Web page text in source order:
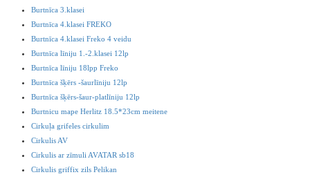
Burtnīca 3.klasei
Burtnīca 4.klasei FREKO
Burtnīca 4.klasei Freko 4 veidu
Burtnīca līniju 1.-2.klasei 12lp
Burtnīca līniju 18lpp Freko
Burtnīca šķērs -šaurlīniju 12lp
Burtnīca šķērs-šaur-platlīniju 12lp
Burtnicu mape Herlitz 18.5*23cm meitene
Cirkuļa grifeles cirkulim
Cirkulis AV
Cirkulis ar zīmuli AVATAR sb18
Cirkulis griffix zils Pelikan